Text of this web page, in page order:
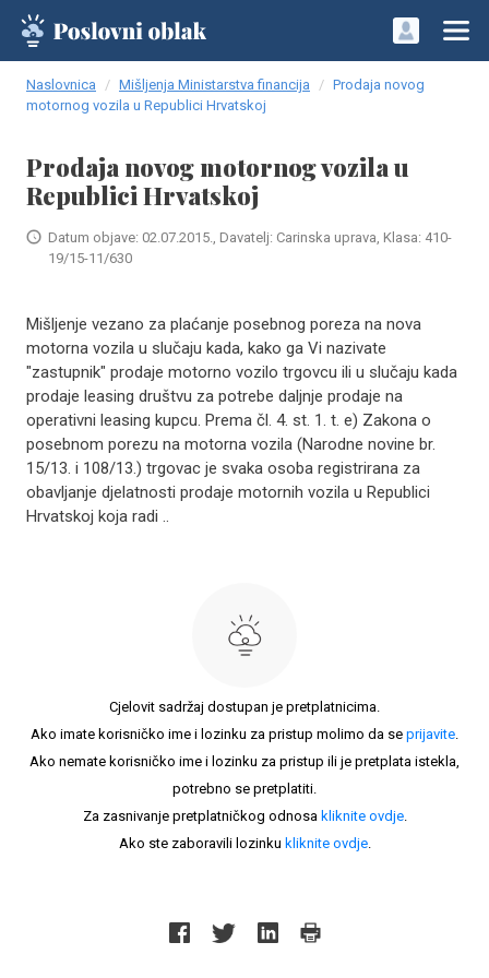
Naslovnica Mišljenja Ministarstva financija
Prodaja novog
motornog vozila u Republici Hrvatskoj
Prodaja novog motornog vozila u
Republici Hrvatskoj
Datum objave: 02.07.2015., Davatelj: Carinska uprava, Klasa: 410-
19/15-11/630
Mišljenje vezano za plaćanje posebnog poreza na nova
motorna vozila u slučaju kada, kako ga Vi nazivate
"zastupnik" prodaje motorno vozilo trgovcu ili u slučaju kada
prodaje leasing društvu za potrebe daljnje prodaje na
operativni leasing kupcu. Prema čl. 4. st. 1. t. e) Zakona o
posebnom porezu na motorna vozila (Narodne novine br.
15/13. i 108/13.) trgovac je svaka osoba registrirana za
obavljanje djelatnosti prodaje motornih vozila u Republici
Hrvatskoj koja radi ..
Cjelovit sadržaj dostupan je pretplatnicima.
Ako imate korisničko ime i lozinku za pristup molimo da se prijavite.
Ako nemate korisničko ime i lozinku za pristup ili je pretplata istekla,
potrebno se pretplatiti.
Za zasnivanje pretplatničkog odnosa kliknite ovdje.
Ako ste zaboravili lozinku kliknite ovdje.